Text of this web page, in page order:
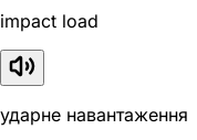
impact load
ударне навантаження